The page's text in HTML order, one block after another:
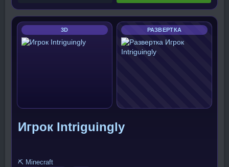
3D РАЗВЕРТКА
Игрок Intriguingly
⛏️ Minecraft